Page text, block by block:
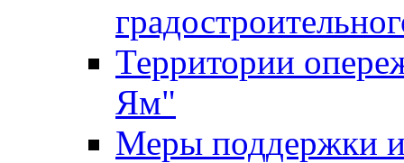
Территории
Ям"
Меры поддержки